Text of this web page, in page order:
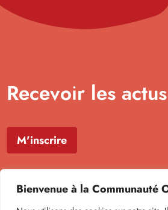
Bienvenue à la Communauté
Recevoir les actus
M'inscrire